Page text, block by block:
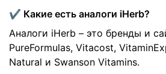
✔️ Какие есть аналоги iHerb?
Аналоги iHerb – это бренды и
PureFormulas, Vitacost,
Natural и Swanson Vitamins.